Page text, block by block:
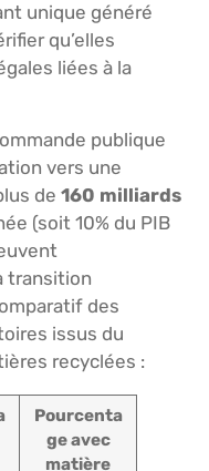
unique généré
qu’elles
liées à la
publique
vers une
de 160 milliards
(soit 10% du PIB
transition
des
issus du
recyclées :
Pourcenta
ge avec
matière